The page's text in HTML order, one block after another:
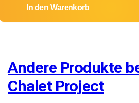
In den Warenkorb
Andere Produkte
Chalet Project